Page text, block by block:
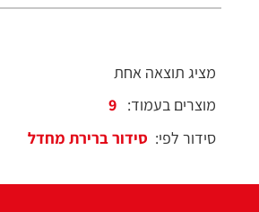
מציג תוצאה אחת
מוצרים בעמוד:
סידור לפי: